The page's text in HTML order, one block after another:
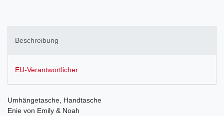
Beschreibung
EU-Verantwortlicher
Umhängetasche, Handtasche
Enie von Emily & Noah